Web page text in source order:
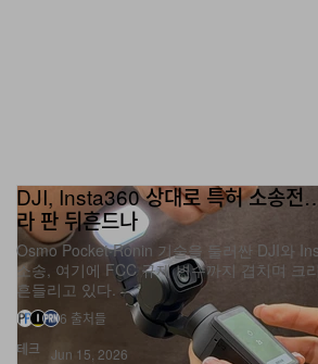
테크
DJI, Insta360 상대로 특허 소송전
라 판 뒤흔드나
Osmo Pocket·Ronin 기술을 둘러싼 DJI와
소송, 여기에 FCC 규제 변수까지 겹치며 크
흔들리고 있다.
6 출처들
Jun 15, 2026